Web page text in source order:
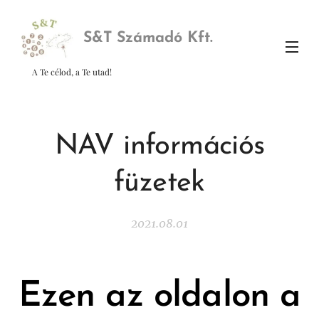
S&T Számadó Kft.
A Te célod, a Te utad!
NAV információs
füzetek
2021.08.01
Ezen az oldalon a